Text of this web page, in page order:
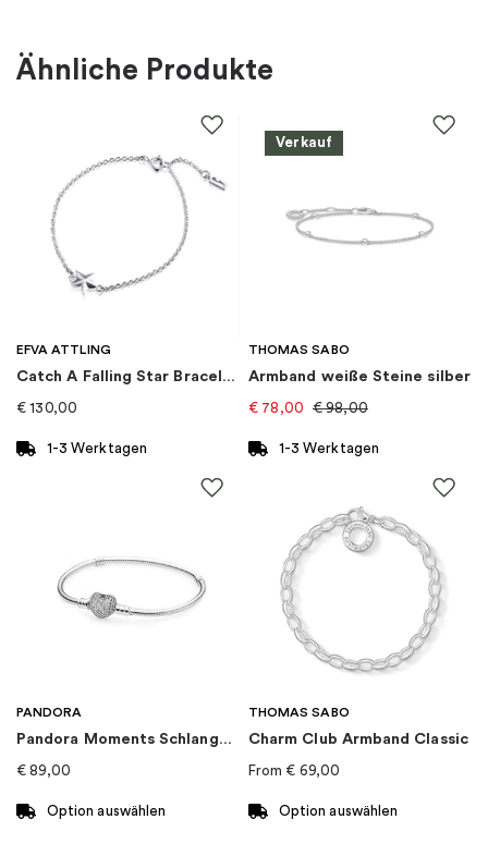
Silber
EAN
Steine
Marke : PANDORA
Kategorie: Armband
Pandora Timeless
Ähnliche Produkte
EFVA ATTLING
Catch A Falling Star Bracelet
€ 130,00
1-3 Werktagen
Verkauf
THOMAS SABO
Armband weiße Steine silber
€ 78,00 €98,00
1-3 Werktagen
PANDORA
Pandora Moments Schlangen-Gliederarmband mit Funklendem Herz-Verschluss
€ 89,00
Option auswählen
THOMAS SABO
Charm Club Armband Classic
From € 69,00
Option auswählen